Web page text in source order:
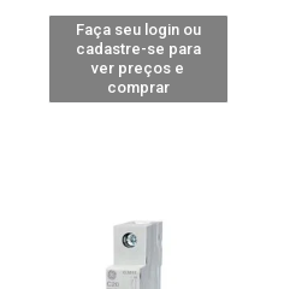
Faça seu login ou
cadastre-se para
ver preços e
comprar